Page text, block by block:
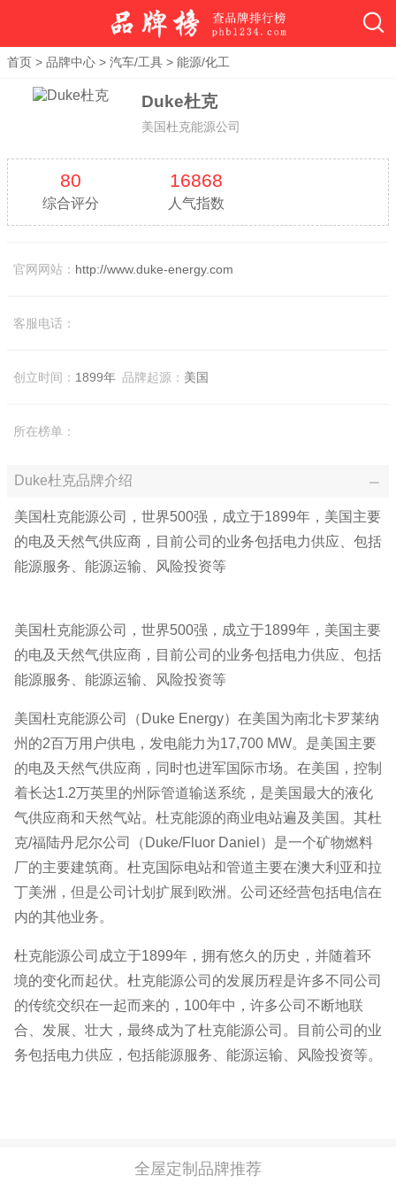
首页 > 品牌中心 > 汽车/工具 > 能源/化工
Duke杜克
美国杜克能源公司
80
综合评分
16868
人气指数
官网网站： http://www.duke-energy.com
客服电话：
创立时间： 1899年 品牌起源： 美国
所在榜单：
Duke杜克品牌介绍
美国杜克能源公司，世界500强，成立于1899年，美国主要
的电及天然气供应商，目前公司的业务包括电力供应、包括
能源服务、能源运输、风险投资等
美国杜克能源公司，世界500强，成立于1899年，美国主要
的电及天然气供应商，目前公司的业务包括电力供应、包括
能源服务、能源运输、风险投资等
美国杜克能源公司（Duke Energy）在美国为南北卡罗莱纳
州的2百万用户供电，发电能力为17,700 MW。是美国主要
的电及天然气供应商，同时也进军国际市场。在美国，控制
着长达1.2万英里的州际管道输送系统，是美国最大的液化
气供应商和天然气站。杜克能源的商业电站遍及美国。其杜
克/福陆丹尼尔公司（Duke/Fluor Daniel）是一个矿物燃料
厂的主要建筑商。杜克国际电站和管道主要在澳大利亚和拉
丁美洲，但是公司计划扩展到欧洲。公司还经营包括电信在
内的其他业务。
杜克能源公司成立于1899年，拥有悠久的历史，并随着环
境的变化而起伏。杜克能源公司的发展历程是许多不同公司
的传统交织在一起而来的，100年中，许多公司不断地联
合、发展、壮大，最终成为了杜克能源公司。目前公司的业
务包括电力供应，包括能源服务、能源运输、风险投资等。
全屋定制品牌推荐